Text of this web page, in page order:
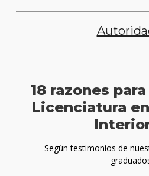
18 razones
Licenciatura
Según testimonios de